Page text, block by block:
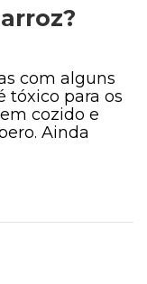
com alguns
tóxico para os
cozido e
Ainda